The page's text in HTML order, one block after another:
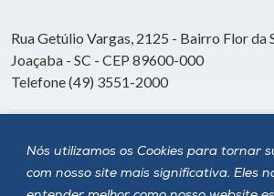
Nós utilizamos os Cookies para tornar
com nosso site mais significativa. Eles
Rua Getúlio Vargas, 2125 - Bairro Flor da
Joaçaba - SC - CEP 89600-000
Telefone (49) 3551-2000
Siga a Unoesc